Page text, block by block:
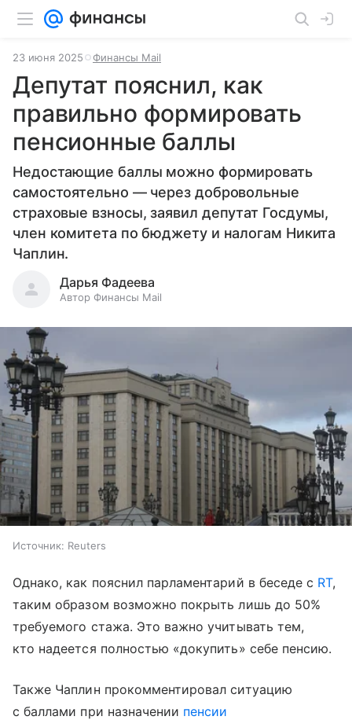
23 июня 2025 Финансы Mail
Депутат пояснил, как
правильно формировать
пенсионные баллы
Недостающие баллы можно формировать
самостоятельно — через добровольные
страховые взносы, заявил депутат Госдумы,
член комитета по бюджету и налогам Никита
Чаплин.
Дарья Фадеева
Автор Финансы Mail
Источник: Reuters
Однако, как пояснил парламентарий в беседе с RT,
таким образом возможно покрыть лишь до 50%
требуемого стажа. Это важно учитывать тем,
кто надеется полностью «докупить» себе пенсию.
Также Чаплин прокомментировал ситуацию
с баллами при назначении пенсии